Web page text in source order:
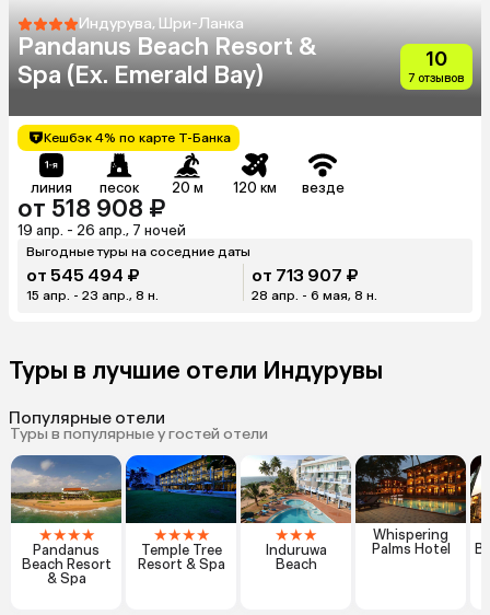
Индурува, Шри-Ланка
Pandanus Beach Resort &
Spa (Ex. Emerald Bay)
10
7 отзывов
Кешбэк 4% по карте Т-Банка
линия песок 20 м 120 км везде
от 518 908 ₽
19 апр. - 26 апр., 7 ночей
Выгодные туры на соседние даты
от 545 494 ₽
15 апр. - 23 апр., 8 н.
от 713 907 ₽
28 апр. - 6 мая, 8 н.
Туры в лучшие отели Индурувы
Популярные отели
Туры в популярные у гостей отели
★★★★
Pandanus
Beach Resort
& Spa
★★★★
Temple Tree
Resort & Spa
★★★
Induruwa
Beach
Whispering
Palms Hotel